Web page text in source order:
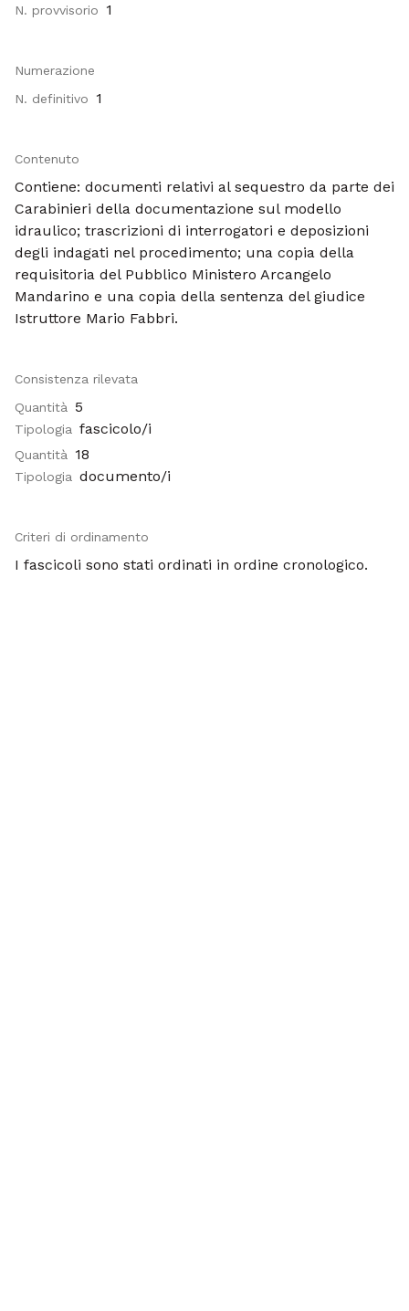
N. provvisorio
1
Numerazione
N. definitivo
1
Contenuto
Contiene: documenti relativi al sequestro da parte dei
Carabinieri della documentazione sul modello
idraulico; trascrizioni di interrogatori e deposizioni
degli indagati nel procedimento; una copia della
requisitoria del Pubblico Ministero Arcangelo
Mandarino e una copia della sentenza del giudice
Istruttore Mario Fabbri.
Consistenza rilevata
Quantità
5
Tipologia fascicolo/i
Quantità 18
Tipologia documento/i
Criteri di ordinamento
I fascicoli sono stati ordinati in ordine cronologico.